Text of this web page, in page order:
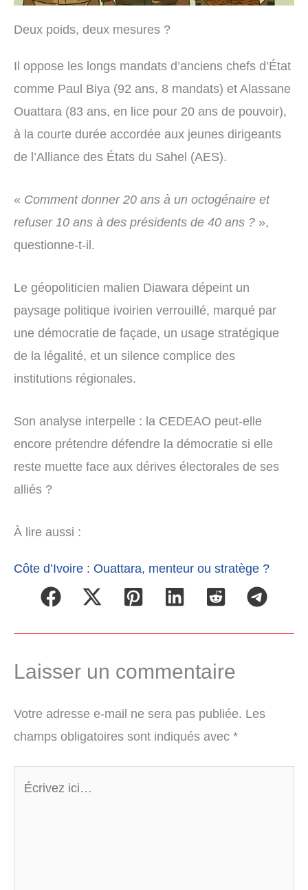
Deux poids, deux mesures ?
Il oppose les longs mandats d’anciens chefs d’État
comme Paul Biya (92 ans, 8 mandats) et Alassane
Ouattara (83 ans, en lice pour 20 ans de pouvoir),
à la courte durée accordée aux jeunes dirigeants
de l’Alliance des États du Sahel (AES).
« Comment donner 20 ans à un octogénaire et
refuser 10 ans à des présidents de 40 ans ? »,
questionne-t-il.
Le géopoliticien malien Diawara dépeint un
paysage politique ivoirien verrouillé, marqué par
une démocratie de façade, un usage stratégique
de la légalité, et un silence complice des
institutions régionales.
Son analyse interpelle : la CEDEAO peut-elle
encore prétendre défendre la démocratie si elle
reste muette face aux dérives électorales de ses
alliés ?
À lire aussi :
Côte d’Ivoire : Ouattara, menteur ou stratège ?
Laisser un commentaire
Votre adresse e-mail ne sera pas publiée. Les
champs obligatoires sont indiqués avec *